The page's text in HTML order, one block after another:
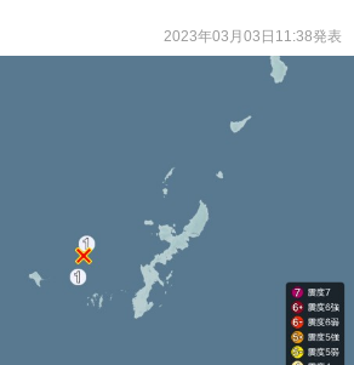
2023年03月03日11:38発表